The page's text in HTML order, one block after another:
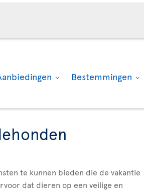
Bestemmingen
te kunnen bieden die de vakantie
dat dieren op een veilige en